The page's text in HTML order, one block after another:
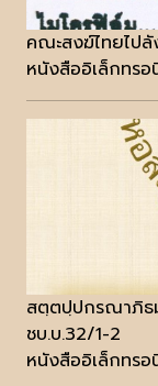
คณะสงฆ์ไทยไป
หนังสืออิเล็กทร
สตฺตปฺปกรณาภิธ
ชบ.บ.32/1-2
หนังสืออิเล็กทร